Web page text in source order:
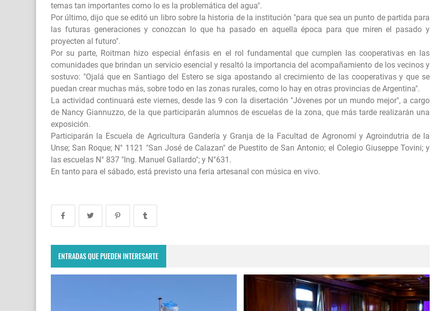
temas tan importantes como lo es la problemática del agua".
Por último, dijo que se editó un libro sobre la historia de la institución "para que sea un punto de partida para
las futuras generaciones y conozcan lo que ha pasado en aquella época para que miren el pasado y
proyecten al futuro".
Por su parte, Roitman hizo especial énfasis en el rol fundamental que cumplen las cooperativas en las
comunidades que brindan un servicio esencial y resaltó la importancia del acompañamiento de los vecinos y
sostuvo: "Ojalá que en Santiago del Estero se siga apostando al crecimiento de las cooperativas y que se
puedan crear muchas más, sobre todo en las zonas rurales, como lo hay en otras provincias de Argentina".
La actividad continuará este viernes, desde las 9 con la disertación "Jóvenes por un mundo mejor", a cargo
de Nancy Giannuzzo, de la que participarán alumnos de escuelas de la zona, que más tarde realizarán una
exposición.
Participarán la Escuela de Agricultura Gandería y Granja de la Facultad de Agronomí y Agroindutria de la
Unse; San Roque; N° 1121 "San José de Calazan" de Puestito de San Antonio; el Colegio Giuseppe Tovini; y
las escuelas N° 837 "Ing. Manuel Gallardo"; y N°631.
En tanto para el sábado, está previsto una feria artesanal con música en vivo.
ENTRADAS QUE PUEDEN INTERESARTE